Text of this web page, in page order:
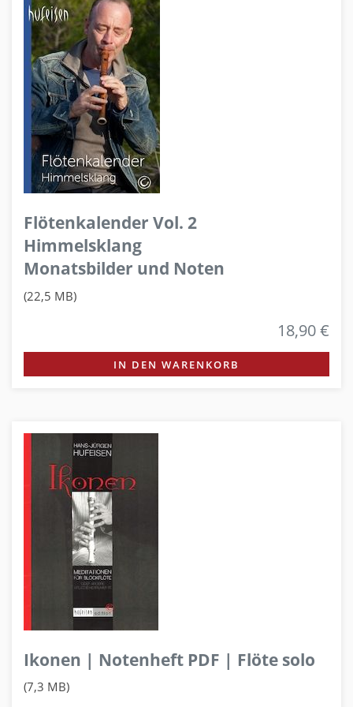
Flötenkalender Vol. 2
Himmelsklang
Monatsbilder und Noten
(22,5 MB)
18,90 €
IN DEN WARENKORB
Ikonen | Notenheft PDF | Flöte solo
(7,3 MB)